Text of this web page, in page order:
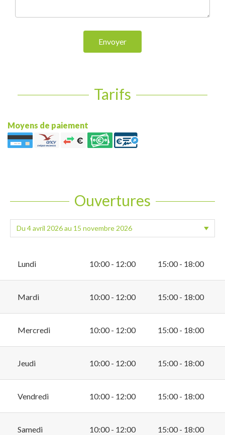
Envoyer
Tarifs
Moyens de paiement
Ouvertures
Lundi 10:00 - 12:00 15:00 - 18:00
Mardi 10:00 - 12:00 15:00 - 18:00
Mercredi 10:00 - 12:00 15:00 - 18:00
Jeudi 10:00 - 12:00 15:00 - 18:00
Vendredi 10:00 - 12:00 15:00 - 18:00
Samedi 10:00 - 12:00 15:00 - 18:00